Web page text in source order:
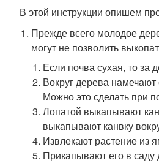
В этой инструкции опишем
Прежде всего молодое
могут не позволить
Если почва сухая, то за
Вокруг дерева
Можно это сделать при
Лопатой выкапывают
выкапывают канвку
Извлекают растение из
Прикапывают его в саду